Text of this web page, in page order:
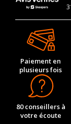
Paiement en
plusieurs fois
80 conseillers à
votre écoute